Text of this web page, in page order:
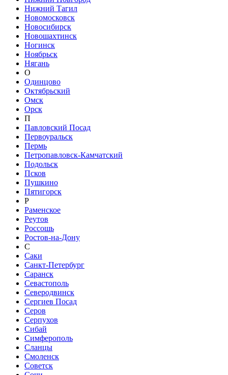
Нижний Тагил
Новомосковск
Новосибирск
Новошахтинск
Ногинск
Ноябрьск
Нягань
О
Одинцово
Октябрьский
Омск
Орск
П
Павловский Посад
Первоуральск
Пермь
Петропавловск-Камчатский
Подольск
Псков
Пушкино
Пятигорск
Р
Раменское
Реутов
Россошь
Ростов-на-Дону
С
Саки
Санкт-Петербург
Саранск
Севастополь
Северодвинск
Сергиев Посад
Серов
Серпухов
Сибай
Симферополь
Сланцы
Смоленск
Советск